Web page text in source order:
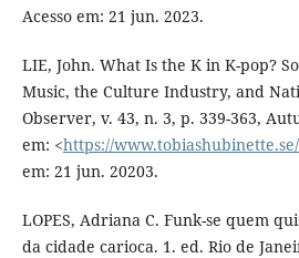
Acesso em: 21 jun. 2023.
LIE, John. What Is the K in K-pop?
Music, the Culture Industry, and
Observer, v. 43, n. 3, p. 339-363,
em: <https://
em: 21 jun. 20203.
LOPES, Adriana C. Funk-se quem
da cidade carioca. 1. ed. Rio de